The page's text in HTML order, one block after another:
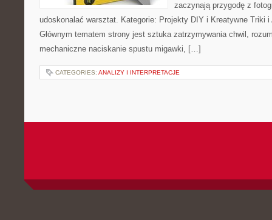
zaczynają przygodę z
udoskonalać warsztat. Kategorie: Projekty DIY i Kreatywne Triki
Głównym tematem strony jest sztuka zatrzymywania chwil,
mechaniczne naciskanie spustu migawki, […]
CATEGORIES: ANALIZY I INTERPRETACJE